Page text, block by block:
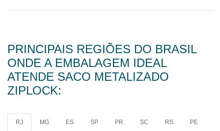
PRINCIPAIS REGIÕES DO BRASIL
ONDE A EMBALAGEM IDEAL
ATENDE SACO METALIZADO
ZIPLOCK:
RJ MG ES SP PR SC RS PE